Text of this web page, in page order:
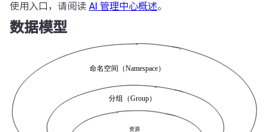
使用入口，请阅读 AI 管理中心概述。
数据模型